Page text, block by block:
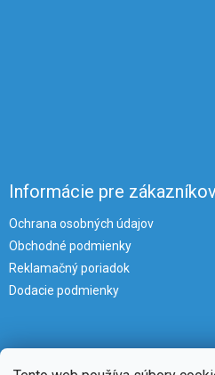
Informácie pre
Ochrana osobných údajov
Obchodné podmienky
Reklamačný poriadok
Dodacie podmienky